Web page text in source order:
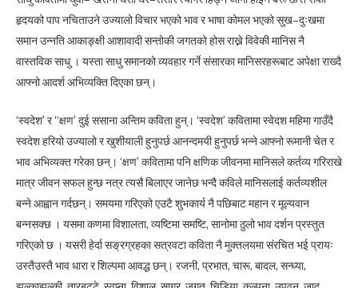
हृदयको पाप नचिताउने उज्यालो विचार भएको भाव र भाषा कोमल भएको सुख–दुःखमा
समान उन्नति आकाङ्क्षी आशावादी सन्तोकी जगतको होस राख्ने विवेकी मानिस नै
वास्तविक साधु । यस्ता साधु समानको व्यवहार गर्ने संसारका मानिसरहरूबाट अपेक्षा राख्दै
आफ्नो आदर्श अभिव्यक्ति दिएका छन्।
‘स्वदेश’ र “क्षण’ दुई ससाना अन्तिम कविता हुन्। ‘स्वदेश’ कवितामा स्वेदश महिमा गाउँदै
स्वदेश हरियो उज्यालो र खुशीयाली हुनुपर्छ आनन्दमयी हुनुपर्छ भन्ने आफ्नो रूमानी चेत र
भाव अभिव्यक्त गरेका छन्। ‘क्षण’ कवितामा पनि क्षणिक जीवनमा मानिसले कर्तव्य गरिराखे
मात्र जीवन सफल हुन्छ नत्र त्यसै बिलाएर जानेछ भन्दै कविले मानिसलाई कर्तव्यशील
बन्ने आह्वान गर्दछन्। समयमा गरिएको एउटै शुभकार्य नै पछिबाट महान र मूल्यवान
बन्नसक्छ । यसमा कणमा विशालता, व्यष्टिमा समष्टि, सानोमा ठुलो भाव दर्शन प्रस्तुत
गरिएको छ । यसरी हेर्दा सङ्रग्रहका सत्रवटा कविता नै मुक्तलयमा संरचित भई प्रायः
उस्तैउस्तै भाव धारा र शिल्पमा आवद्ध छन्। रजनी, प्रभात, चारू, बादल, सन्ध्या,